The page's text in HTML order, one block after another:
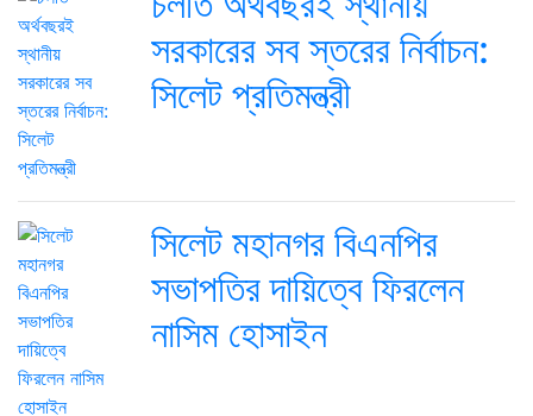
সরকারের সব স্তরের নির্বাচন:
সিলেট প্রতিমন্ত্রী
সিলেট মহানগর বিএনপির
সভাপতির দায়িত্বে ফিরলেন
নাসিম হোসাইন